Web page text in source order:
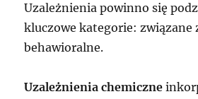
Uzależnienia powinno się
kluczowe kategorie: związane
behawioralne.
Uzależnienia chemiczne